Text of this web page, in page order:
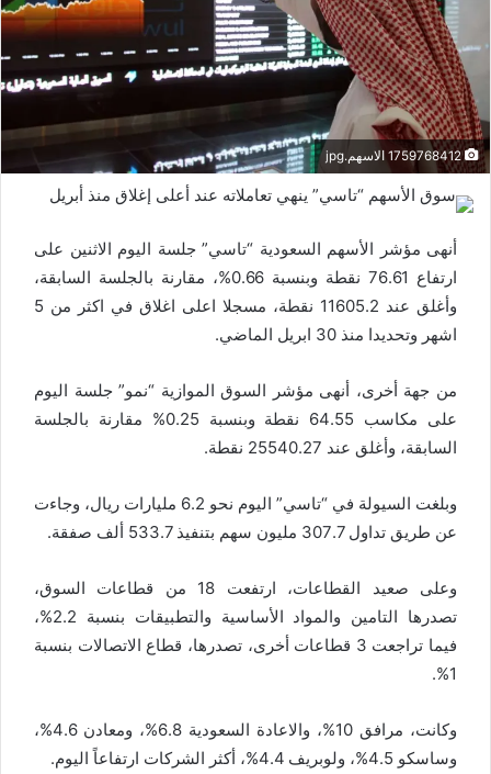
1759768412 الاسهم.jpg
أنهى مؤشر الأسهم السعودية “تاسي” جلسة اليوم الاثنين على
ارتفاع 76.61 نقطة وبنسبة 0.66%، مقارنة بالجلسة السابقة،
وأغلق عند 11605.2 نقطة، مسجلا اعلى اغلاق في اكثر من 5
اشهر وتحديدا منذ 30 ابريل الماضي.
من جهة أخرى، أنهى مؤشر السوق الموازية “نمو” جلسة اليوم
على مكاسب 64.55 نقطة وبنسبة 0.25% مقارنة بالجلسة
السابقة، وأغلق عند 25540.27 نقطة.
وبلغت السيولة في “تاسي” اليوم نحو 6.2 مليارات ريال، وجاءت
عن طريق تداول 307.7 مليون سهم بتنفيذ 533.7 ألف صفقة.
وعلى صعيد القطاعات، ارتفعت 18 من قطاعات السوق،
تصدرها التامين والمواد الأساسية والتطبيقات بنسبة 2.2%،
فيما تراجعت 3 قطاعات أخرى، تصدرها، قطاع الاتصالات بنسبة
1%.
وكانت، مرافق 10%، والاعادة السعودية 6.8%، ومعادن 4.6%،
وساسكو 4.5%، ولوبريف 4.4%، أكثر الشركات ارتفاعاً اليوم.